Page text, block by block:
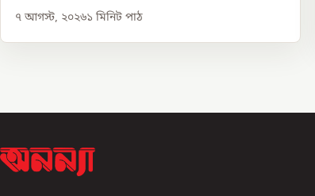
৭ আগস্ট, ২০২৬১ মিনিট পাঠ